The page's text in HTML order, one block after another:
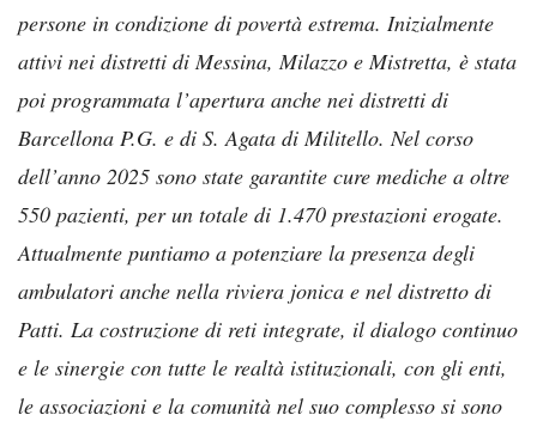
persone in condizione di povertà estrema. Inizialmente
attivi nei distretti di Messina, Milazzo e Mistretta, è stata
poi programmata l’apertura anche nei distretti di
Barcellona P.G. e di S. Agata di Militello. Nel corso
dell’anno 2025 sono state garantite cure mediche a oltre
550 pazienti, per un totale di 1.470 prestazioni erogate.
Attualmente puntiamo a potenziare la presenza degli
ambulatori anche nella riviera jonica e nel distretto di
Patti. La costruzione di reti integrate, il dialogo continuo
e le sinergie con tutte le realtà istituzionali, con gli enti,
le associazioni e la comunità nel suo complesso si sono